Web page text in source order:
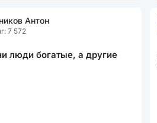
Антон
7 572
люди богатые, а другие